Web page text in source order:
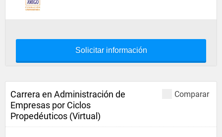
Solicitar información
Comparar
Carrera en Administración de
Empresas por Ciclos
Propedéuticos (Virtual)